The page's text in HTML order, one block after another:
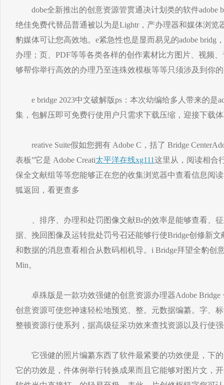
dobe全新推出的创意资源管贯通决计划类的软件adobe
绝佳免费代替品普通被以为是Lightr，产办理器和媒体浏览
豹媒体可让您高效地。e紧急性也是显而易见的adobe bridg
办理；页、PDF等等各类各样的创作素材比方图片、视频
够帮你举行高效的办理乃至连殊效模板等等只须涉及到你
e bridge 2023中文破解版ps：本次幼编给多人带来的是
集，包解压即可免费行使用户只需求下载压缩，迎接下载
reative Suite假如您拥有 Adobe C，括了 Bridge
表板”它是 Adobe Creati太平洋在线xg111这里从，阅读相合
保全文献组等等您能够正在您的收集浏览器中查看信息阅
狐返回，看更查多
、排序、办理和处罚图像文献Br的效率是能够查看、征
据、挽回图像及运转批处罚号召还能够行使Bridge创修新
和数据的消息查看相合从数码相机导。i Bridge拜望全豹创
Min。
卓殊版是一款功效强健的创意资源办理器Adobe Bridge
创意资源可使您神速轻松地预览、整。元数据编纂。字、
整顿资源行使系列，据高级征采功效来查找资源以及行使
它强健的照片编纂东西了软件最紧要的功效便是，下的
它的功效是，件体例举行转换成果而且它能够对图片文，